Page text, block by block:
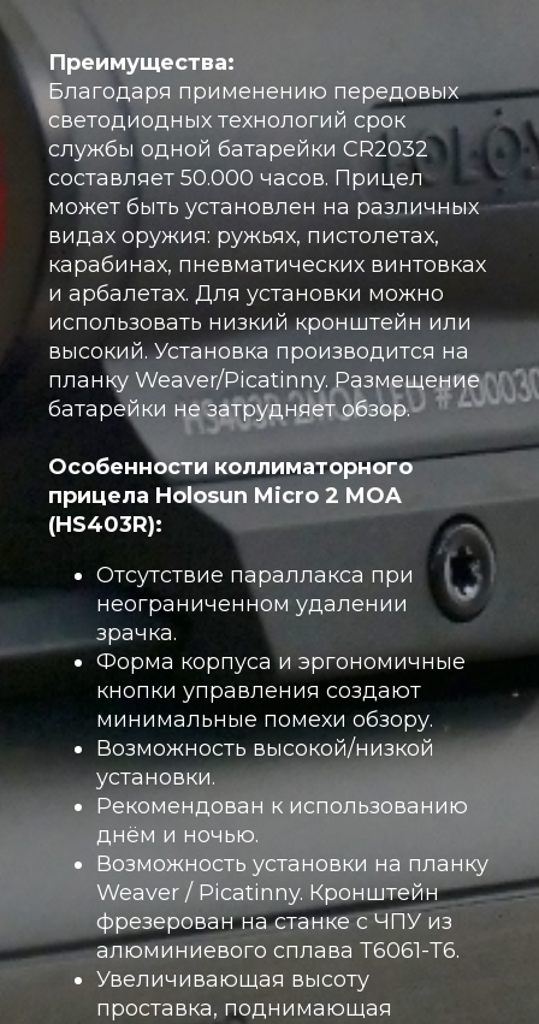
Преимущества:
Благодаря применению передовых
светодиодных технологий срок
службы одной батарейки CR2032
составляет 50.000 часов. Прицел
может быть установлен на различных
видах оружия: ружьях, пистолетах,
карабинах, пневматических винтовках
и арбалетах. Для установки можно
использовать низкий кронштейн или
высокий. Установка производится на
планку Weaver/Picatinny. Размещение
батарейки не затрудняет обзор.
Особенности коллиматорного
прицела Holosun Micro 2 MOA
(HS403R):
Отсутствие параллакса при
неограниченном удалении
зрачка.
Форма корпуса и эргономичные
кнопки управления создают
минимальные помехи обзору.
Возможность высокой/низкой
установки.
Рекомендован к использованию
днём и ночью.
Возможность установки на планку
Weaver / Picatinny. Кронштейн
фрезерован на станке с ЧПУ из
алюминиевого сплава Т6061-Т6.
Увеличивающая высоту
проставка, поднимающая